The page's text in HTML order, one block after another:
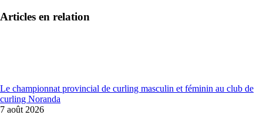
Articles en relation
Le championnat provincial de curling masculin et féminin au club de
curling Noranda
7 août 2026